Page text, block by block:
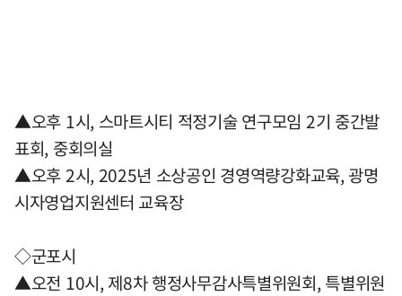
▲오후 1시, 스마트시티 적정기술 연구모임 2기 중간발
표회, 중회의실
▲오후 2시, 2025년 소상공인 경영역량강화교육, 광명
시자영업지원센터 교육장
◇군포시
▲오전 10시, 제8차 행정사무감사특별위원회, 특별위원